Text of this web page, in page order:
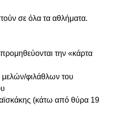
σε όλα τα αθλήματα.
την «κάρτα
μελών/φιλάθλων του
(κάτω από θύρα 19